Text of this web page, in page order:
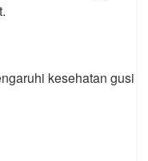
kesehatan gusi